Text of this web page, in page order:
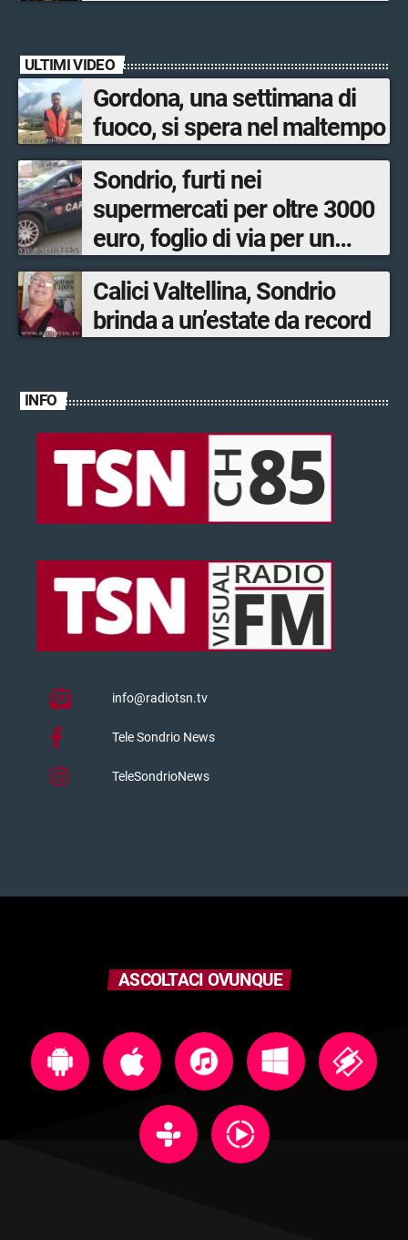
ULTIMI VIDEO
Gordona, una settimana di
fuoco, si spera nel maltempo
Sondrio, furti nei
supermercati per oltre 3000
euro, foglio di via per un
ventinovenne
Calici Valtellina, Sondrio
brinda a un’estate da record
INFO
info@radiotsn.tv
Tele Sondrio News
TeleSondrioNews
ASCOLTACI OVUNQUE